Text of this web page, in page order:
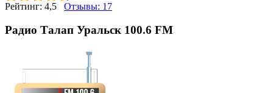
Рейтинг: 4,5 Отзывы: 17
Радио Талап Уральск 100.6 FM